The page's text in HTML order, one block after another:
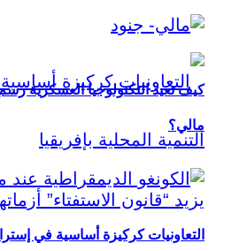
التعاونيات كركيزة أساسية في
كيف تعيد التكنولوجيا العسكرية
مالي؟